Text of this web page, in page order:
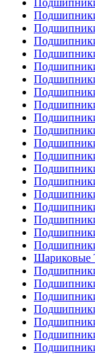
Шариковые